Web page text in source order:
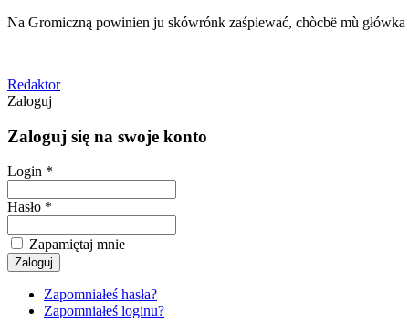
Na Gromiczną powinien ju skówrónk zaśpiewać, chòcbë mù główka
Redaktor
Zaloguj
Zaloguj się na swoje konto
Login *
Hasło *
Zapamiętaj mnie
Zapomniałeś hasła?
Zapomniałeś loginu?